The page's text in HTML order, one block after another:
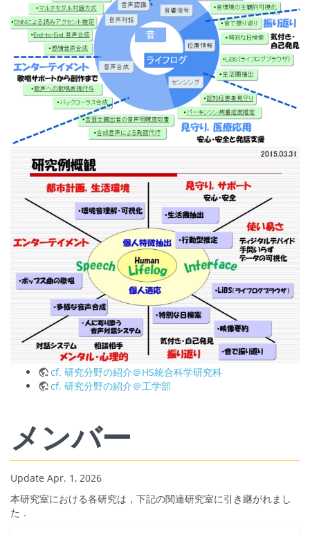
cf. 研究分野の紹介＠HS統合科学研究科
cf. 研究分野の紹介＠工学部
メンバー
Update Apr. 1, 2026
本研究室における各研究は，下記の関連研究室に引き継がれまし
た．